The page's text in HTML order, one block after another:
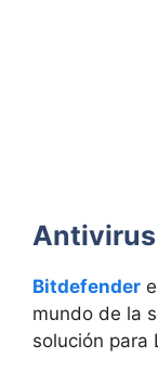
Bitdefender
mundo de la
solución para